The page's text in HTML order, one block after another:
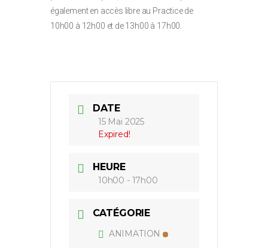
également en accès libre au Practice de
10h00 à 12h00 et de 13h00 à 17h00.
DATE
15 Mai 2025
Expired!
HEURE
10h00 - 17h00
CATÉGORIE
ANIMATION